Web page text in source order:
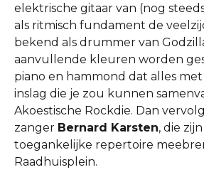
elektrische gitaar van (nog
als ritmisch fundament de
bekend als drummer van
aanvullende kleuren worden
piano en hammond dat alles
inslag die je zou kunnen
Akoestische Rockdie. Dan
zanger Bernard Karsten, die
toegankelijke repertoire
Raadhuisplein.